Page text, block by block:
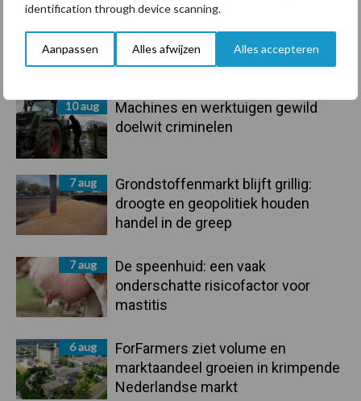
identification through device scanning.
Aanpassen Alles afwijzen Alles accepteren
Primaire
Recent nieuws Partner nieuws
10 aug
Machines en werktuigen gewild
doelwit criminelen
7 aug
Grondstoffenmarkt blijft grillig:
droogte en geopolitiek houden
handel in de greep
7 aug
De speenhuid: een vaak
onderschatte risicofactor voor
mastitis
6 aug
ForFarmers ziet volume en
marktaandeel groeien in krimpende
Nederlandse markt